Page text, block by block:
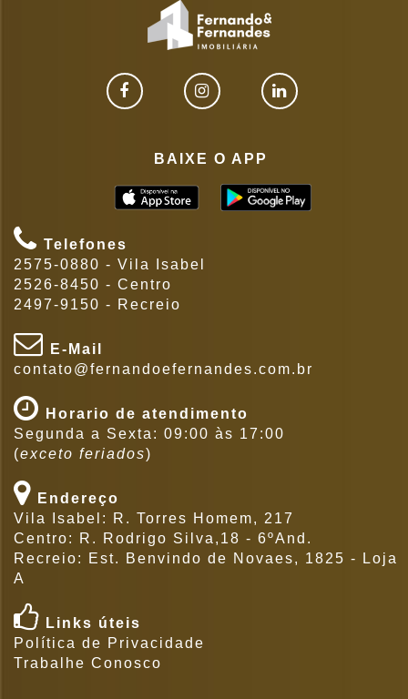
BAIXE O APP
Telefones
2575-0880 - Vila Isabel
2526-8450 - Centro
2497-9150 - Recreio
E-Mail
contato@fernandoefernandes.com.br
Horario de atendimento
Segunda a Sexta: 09:00 às 17:00
(exceto feriados)
Endereço
Vila Isabel: R. Torres Homem, 217
Centro: R. Rodrigo Silva,18 - 6ºAnd.
Recreio: Est. Benvindo de Novaes, 1825 - Loja
A
Links úteis
Política de Privacidade
Trabalhe Conosco